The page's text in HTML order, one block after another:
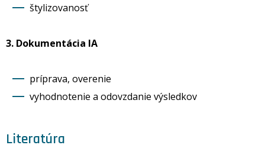
štylizovanosť
3. Dokumentácia IA
príprava, overenie
vyhodnotenie a odovzdanie výsledkov
Literatúra